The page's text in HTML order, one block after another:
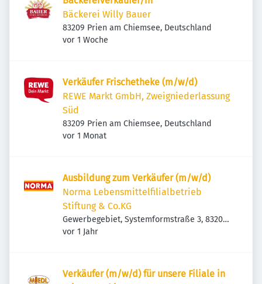
Bäckerei Willy Bauer
83209 Prien am Chiemsee, Deutschland
Veröffentlicht
vor 1 Woche
Verkäufer Frischetheke (m/w/d)
REWE Markt GmbH, Zweigniederlassung
Süd
83209 Prien am Chiemsee, Deutschland
Veröffentlicht
vor 1 Monat
Ausbildung zum Verkäufer (m/w/d)
Norma Lebensmittelfilialbetrieb
Stiftung & Co.KG
Gewerbegebiet, Systemformstraße 3, 83209
Prien am Chiemsee, Deutschland
Veröffentlicht
vor 1 Jahr
Verkäufer (m/w/d) für unsere Filiale in